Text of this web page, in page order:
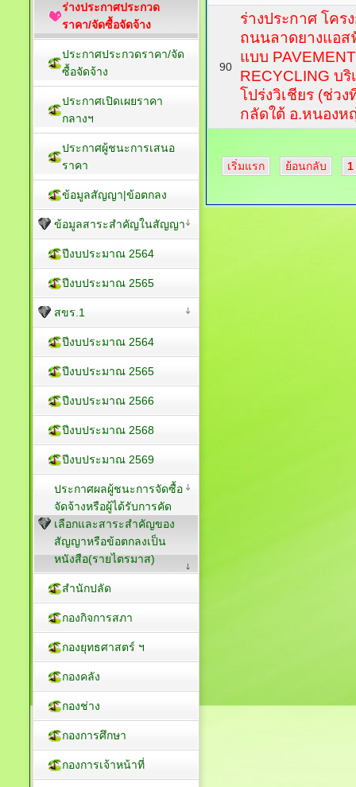
90
ร่างประกาศ โคร
ถนนลาดยางแอ
แบบ
RECYCLING บ
โปร่งวิเชียร (ช่ว
กลัดใต้ อ.หนองห
เริ่มแรก ย้อนกลับ 1
ร่างประกาศประกวด
ราคา/จัดซื้อจัดจ้าง
ประกาศประกวดราคา/จัด
ซื้อจัดจ้าง
ประกาศเปิดเผยราคา
กลางฯ
ประกาศผู้ชนะการเสนอ
ราคา
ข้อมูลสัญญา|ข้อตกลง
ข้อมูลสาระสำคัญในสัญญา
ปีงบประมาณ 2564
ปีงบประมาณ 2565
สขร.1
ปีงบประมาณ 2564
ปีงบประมาณ 2565
ปีงบประมาณ 2566
ปีงบประมาณ 2568
ปีงบประมาณ 2569
ประกาศผลผู้ชนะการจัดซื้อ
จัดจ้างหรือผู้ได้รับการคัด
เลือกและสาระสำคัญของ
สัญญาหรือข้อตกลงเป็น
หนังสือ(รายไตรมาส)
สำนักปลัด
กองกิจการสภา
กองยุทธศาสตร์ ฯ
กองคลัง
กองช่าง
กองการศึกษา
กองการเจ้าหน้าที่